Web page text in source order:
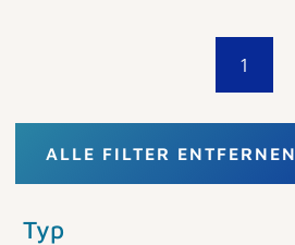
1
ALLE FILTER ENTFERNEN
Typ